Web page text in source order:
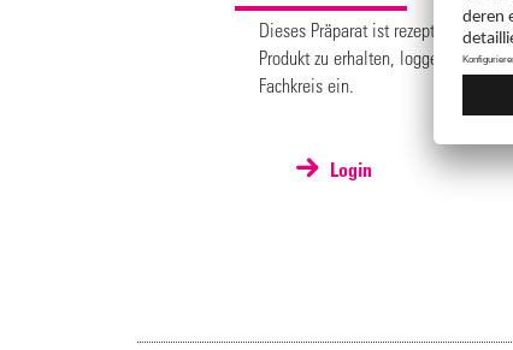
Dieses Präparat ist rezeptpflichtig.
Produkt zu erhalten, loggen Sie
Fachkreis ein.
Login